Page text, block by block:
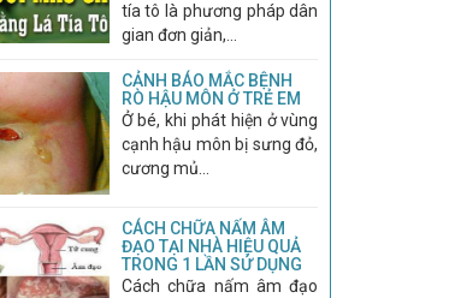
tía tô là phương pháp dân
gian đơn giản,...
CẢNH BÁO MẮC BỆNH
RÒ HẬU MÔN Ở TRẺ EM
Ở bé, khi phát hiện ở vùng
cạnh hậu môn bị sưng đỏ,
cương mủ...
CÁCH CHỮA NẤM ÂM
ĐẠO TẠI NHÀ HIỆU QUẢ
TRONG 1 LẦN SỬ DỤNG
Cách chữa nấm âm đạo